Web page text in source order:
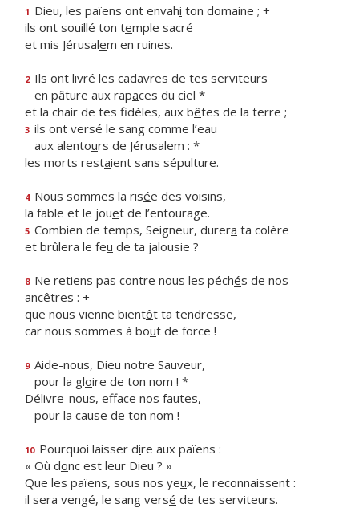
1 Dieu, les païens ont envahi ton domaine ; +
ils ont souillé ton temple sacré
et mis Jérusalem en ruines.
2 Ils ont livré les cadavres de tes serviteurs
en pâture aux rapaces du ciel *
et la chair de tes fidèles, aux bêtes de la terre ;
3 ils ont versé le sang comme l’eau
aux alentours de Jérusalem : *
les morts restaient sans sépulture.
4 Nous sommes la risée des voisins,
la fable et le jouet de l’entourage.
5 Combien de temps, Seigneur, durera ta colère
et brûlera le feu de ta jalousie ?
8 Ne retiens pas contre nous les péchés de nos
ancêtres : +
que nous vienne bientôt ta tendresse,
car nous sommes à bout de force !
9 Aide-nous, Dieu notre Sauveur,
pour la gloire de ton nom ! *
Délivre-nous, efface nos fautes,
pour la cause de ton nom !
10 Pourquoi laisser dire aux païens :
« Où donc est leur Dieu ? »
Que les païens, sous nos yeux, le reconnaissent :
il sera vengé, le sang versé de tes serviteurs.